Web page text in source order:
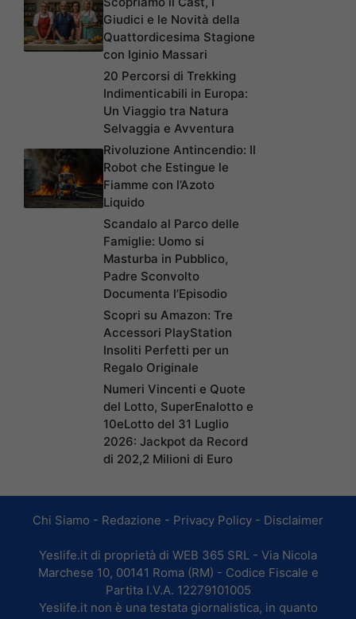
Giudici e le Novità della
Quattordicesima Stagione
con Iginio Massari
20 Percorsi di Trekking
Indimenticabili in Europa:
Un Viaggio tra Natura
Selvaggia e Avventura
Rivoluzione Antincendio: Il
Robot che Estingue le
Fiamme con l’Azoto
Liquido
Scandalo al Parco delle
Famiglie: Uomo si
Masturba in Pubblico,
Padre Sconvolto
Documenta l’Episodio
Scopri su Amazon: Tre
Accessori PlayStation
Insoliti Perfetti per un
Regalo Originale
Numeri Vincenti e Quote
del Lotto, SuperEnalotto e
10eLotto del 31 Luglio
2026: Jackpot da Record
di 202,2 Milioni di Euro
Chi Siamo - Redazione - Privacy Policy - Disclaimer
Yeslife.it di proprietà di WEB 365 SRL - Via Nicola
Marchese 10, 00141 Roma (RM) - Codice Fiscale e
Partita I.V.A. 12279101005
Yeslife.it non è una testata giornalistica, in quanto